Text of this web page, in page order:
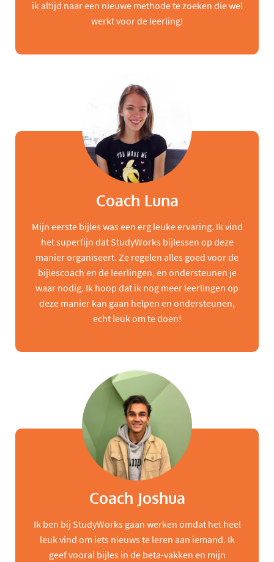
ik altijd naar een nieuwe methode te zoeken die wel
werkt voor de leerling!
Coach Luna
Mijn eerste bijles was een erg leuke ervaring. Ik vind
het superfijn dat StudyWorks bijlessen op deze
manier organiseert. Ze regelen alles goed voor de
bijlescoach en de leerlingen, en ondersteunen je
waar nodig. Ik hoop dat ik nog meer leerlingen op
deze manier kan gaan helpen en ondersteunen,
echt leuk om te doen!
Coach Joshua
Ik ben bij StudyWorks gaan werken omdat het heel
leuk vind om iets nieuws te leren aan iemand. Ik
geef vooral bijles in de beta-vakken en mijn